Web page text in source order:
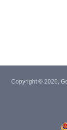
Copyright © 2026,